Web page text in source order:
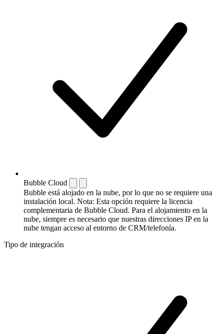
Bubble Cloud
Bubble está alojado en la nube, por lo que no se requiere una
instalación local. Nota: Esta opción requiere la licencia
complementaria de Bubble Cloud. Para el alojamiento en la
nube, siempre es necesario que nuestras direcciones IP en la
nube tengan acceso al entorno de CRM/telefonía.
Tipo de integración